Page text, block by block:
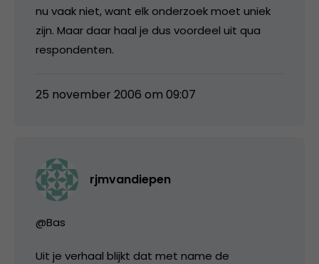
nu vaak niet, want elk onderzoek moet uniek
zijn. Maar daar haal je dus voordeel uit qua
respondenten.
25 november 2006 om 09:07
rjmvandiepen
@Bas
Uit je verhaal blijkt dat met name de